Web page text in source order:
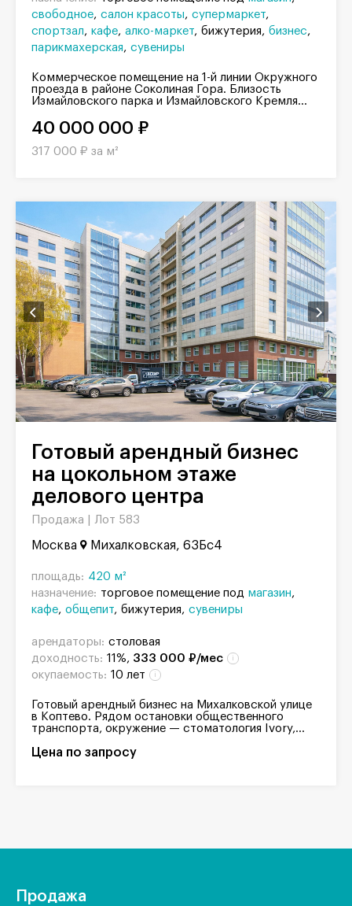
Готовый арендный бизнес
на цокольном этаже
делового центра
Продажа | Лот 583
Москва Михалковская, 63Бс4
площадь: 420 м²
назначение: торговое помещение под магазин
кафе общепит бижутерия сувениры
арендаторы: столовая
доходность: 11%, 333 000 ₽/мес
окупаемость: 10 лет
Готовый арендный бизнес на Михалковской улице
в Коптево. Рядом остановки общественного
транспорта, окружение — стоматология Ivory,...
Цена по запросу
свободное салон красоты
супермаркет
спортзал
кафе алко-маркет бижутерия
бизнес
парикмахерская
сувениры
Коммерческое помещение на 1-й линии Окружного
проезда в районе Соколиная Гора. Близость
Измайловского парка и Измайловского Кремля...
40 000 000 ₽
317 000 ₽ за м²
Продажа